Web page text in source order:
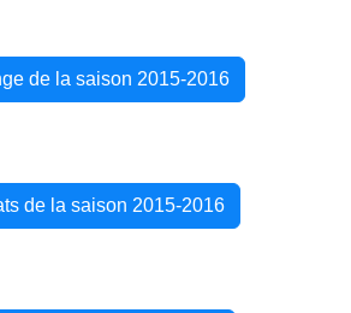
de la saison 2015-2016
de la saison 2015-2016